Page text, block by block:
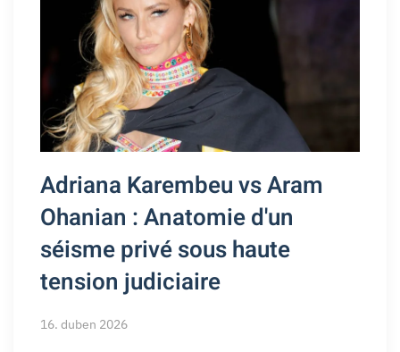
Adriana Karembeu vs Aram
Ohanian : Anatomie d'un
séisme privé sous haute
tension judiciaire
16. duben 2026